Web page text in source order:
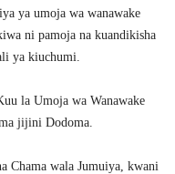
ya umoja wa wanawake
ni pamoja na kuandikisha
ya kiuchumi.
la Umoja wa Wanawake
jijini Dodoma.
Chama wala Jumuiya, kwani